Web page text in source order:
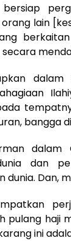
lain
bangga
dalam
dan
dunia. Dan,
pulang haji
ini